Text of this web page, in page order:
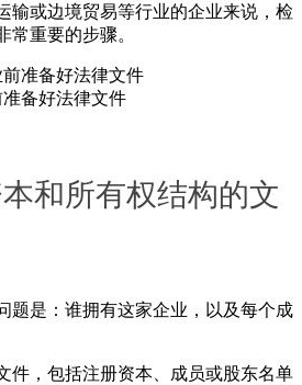
输或边境贸易等行业的企业来说，检
常重要的步骤。
备好法律文件
和所有权结构的文
题是：谁拥有这家企业，以及每个成
件，包括注册资本、成员或股东名单